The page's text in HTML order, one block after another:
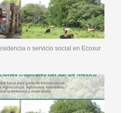
o servicio social en Ecosur